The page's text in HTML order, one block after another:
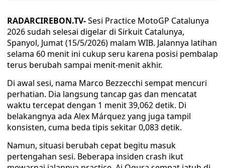
RADARCIREBON.TV-Sesi Practice MotoGP Catalunya
2026 sudah selesai digelar di Sirkuit Catalunya,
Spanyol, Jumat (15/5/2026) malam WIB. Jalannya latihan
selama 60 menit ini cukup seru karena posisi pembalap
terus berubah sampai menit-menit akhir.
Di awal sesi, nama Marco Bezzecchi sempat mencuri
perhatian. Dia langsung tancap gas dan mencatat
waktu tercepat dengan 1 menit 39,062 detik. Di
belakangnya ada Alex Márquez yang juga tampil
konsisten, cuma beda tipis sekitar 0,083 detik.
Namun, situasi berubah cepat begitu masuk
pertengahan sesi. Beberapa insiden crash ikut